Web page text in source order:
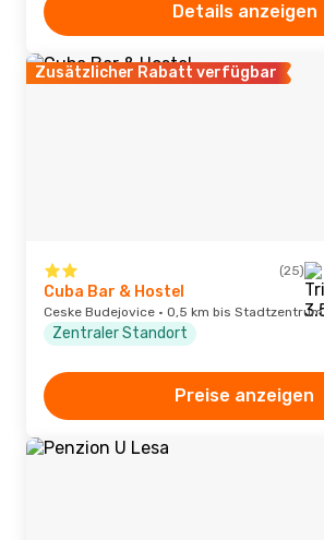
Details anzeigen
Zusätzlicher Rabatt verfügbar
(25)
Cuba Bar & Hostel
Ceske Budejovice · 0,5 km bis Stadtzentrum
Zentraler Standort
Preise anzeigen